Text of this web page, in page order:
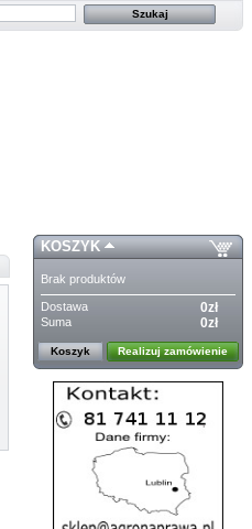
KOSZYK
Brak produktów
Dostawa 0zł
Suma 0zł
Koszyk Realizuj zamówienie